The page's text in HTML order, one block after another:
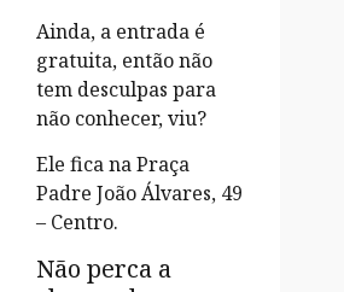
Ainda, a entrada é
gratuita, então não
tem desculpas para
não conhecer, viu?
Ele fica na Praça
Padre João Álvares, 49
– Centro.
Não perca a